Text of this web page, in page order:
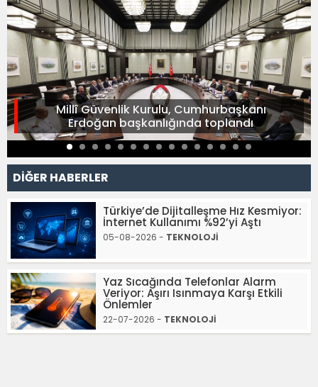
Millî Güvenlik Kurulu, Cumhurbaşkanı
Erdoğan başkanlığında toplandı
DİĞER HABERLER
Türkiye’de Dijitalleşme Hız Kesmiyor:
İnternet Kullanımı %92’yi Aştı
05-08-2026 - TEKNOLOJİ
Yaz Sıcağında Telefonlar Alarm
Veriyor: Aşırı Isınmaya Karşı Etkili
Önlemler
22-07-2026 - TEKNOLOJİ